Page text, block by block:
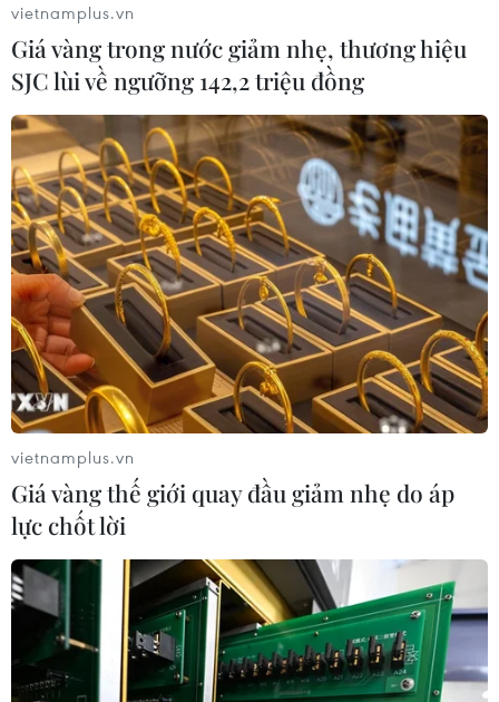
TIN CÙNG CHUYÊN MỤC
Nga thoái vốn nhà nước khỏi Sân bay
Quốc tế Sheremetyevo
07/08/2026 00:22
Nga thông báo tấn công căn
cứ ngầm của Ukraine
06/08/2026 16:21
Tây Ban Nha: 100 người thiệt mạng
trong vụ vượt biển ồ ạt vào Ceuta
Đức tuyên án chung thân đối tượng
gây vụ lao xe vào đám đông ở
Munich
06/08/2026 15:57
vietnamplus.vn
Giá vàng trong nước giảm nhẹ, thương hiệu
SJC lùi về ngưỡng 142,2 triệu đồng
vietnamplus.vn
Giá vàng thế giới quay đầu giảm nhẹ do áp
lực chốt lời